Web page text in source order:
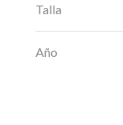
Talla
Año